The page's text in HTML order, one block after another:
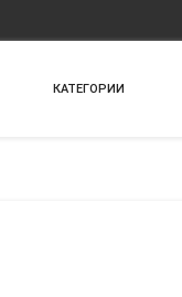
КАТЕГОРИИ